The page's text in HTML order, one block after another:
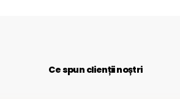
Ce spun clienții noștri